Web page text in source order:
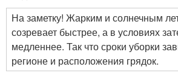
На заметку! Жарким и солнечным
созревает быстрее, а в условиях
медленнее. Так что сроки уборки
регионе и расположения грядок.